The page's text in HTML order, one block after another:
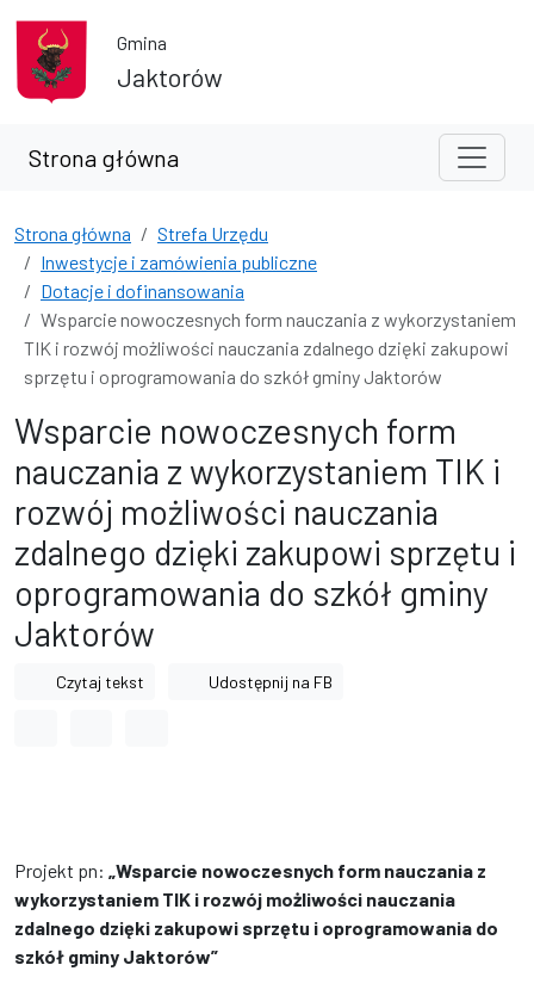
Gmina
Jaktorów
Strona główna
Strona główna
Strefa Urzędu
Inwestycje i zamówienia publiczne
Dotacje i dofinansowania
Wsparcie nowoczesnych form nauczania z wykorzystaniem
TIK i rozwój możliwości nauczania zdalnego dzięki zakupowi
sprzętu i oprogramowania do szkół gminy Jaktorów
Wsparcie nowoczesnych form
nauczania z wykorzystaniem TIK i
rozwój możliwości nauczania
zdalnego dzięki zakupowi sprzętu i
oprogramowania do szkół gminy
Jaktorów
Czytaj tekst Udostępnij na FB
Projekt pn: „Wsparcie nowoczesnych form nauczania z
wykorzystaniem TIK i rozwój możliwości nauczania
zdalnego dzięki zakupowi sprzętu i oprogramowania do
szkół gminy Jaktorów”